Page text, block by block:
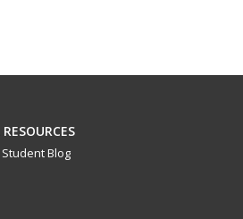
Student Blog